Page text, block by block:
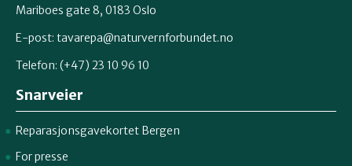
Mariboes gate 8, 0183 Oslo
E-post: tavarepa@naturvernforbundet.no
Telefon: (+47) 23 10 96 10
Snarveier
Reparasjonsgavekortet Bergen
For presse